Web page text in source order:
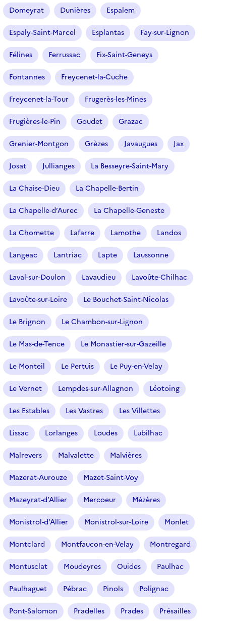
Domeyrat Dunières Espalem
Espaly-Saint-Marcel Esplantas Fay-sur-Lignon
Félines Ferrussac Fix-Saint-Geneys
Fontannes Freycenet-la-Cuche
Freycenet-la-Tour Frugerès-les-Mines
Frugières-le-Pin Goudet Grazac
Grenier-Montgon Grèzes Javaugues Jax
Josat Jullianges La Besseyre-Saint-Mary
La Chaise-Dieu La Chapelle-Bertin
La Chapelle-d’Aurec La Chapelle-Geneste
La Chomette Lafarre Lamothe Landos
Langeac Lantriac Lapte Laussonne
Laval-sur-Doulon Lavaudieu Lavoûte-Chilhac
Lavoûte-sur-Loire Le Bouchet-Saint-Nicolas
Le Brignon Le Chambon-sur-Lignon
Le Mas-de-Tence Le Monastier-sur-Gazeille
Le Monteil Le Pertuis Le Puy-en-Velay
Le Vernet Lempdes-sur-Allagnon Léotoing
Les Estables Les Vastres Les Villettes
Lissac Lorlanges Loudes Lubilhac
Malrevers Malvalette Malvières
Mazerat-Aurouze Mazet-Saint-Voy
Mazeyrat-d’Allier Mercoeur Mézères
Monistrol-d’Allier Monistrol-sur-Loire Monlet
Montclard Montfaucon-en-Velay Montregard
Montusclat Moudeyres Ouides Paulhac
Paulhaguet Pébrac Pinols Polignac
Pont-Salomon Pradelles Prades Présailles